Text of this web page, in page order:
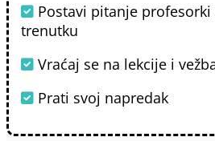
Postavi pitanje
trenutku
Vraćaj se na lekcije i
Prati svoj napredak